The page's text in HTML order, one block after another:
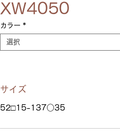
XW4050
カラー *
選択
サイズ
52□15-137○35